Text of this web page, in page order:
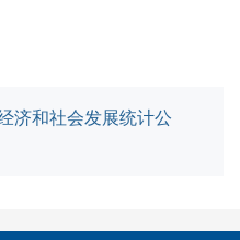
济和社会发展统计公